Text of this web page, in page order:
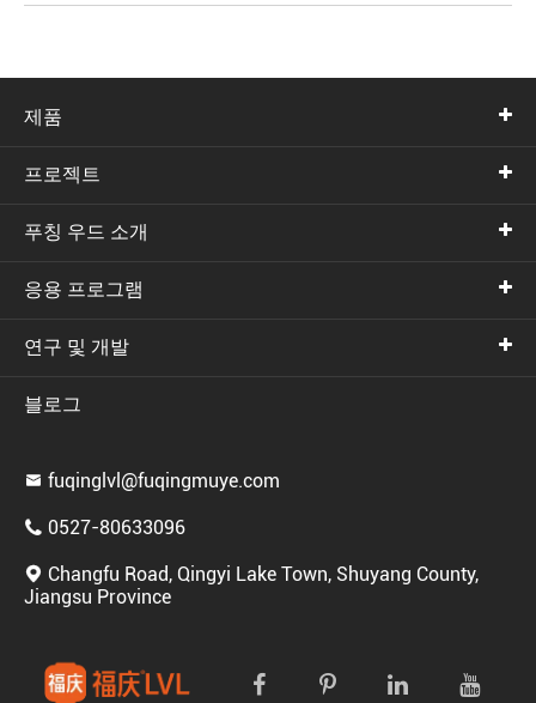
제품
프로젝트
푸칭 우드 소개
응용 프로그램
연구 및 개발
블로그
 fuqinglvl@fuqingmuye.com
 0527-80633096
 Changfu Road, Qingyi Lake Town, Shuyang County,
Jiangsu Province